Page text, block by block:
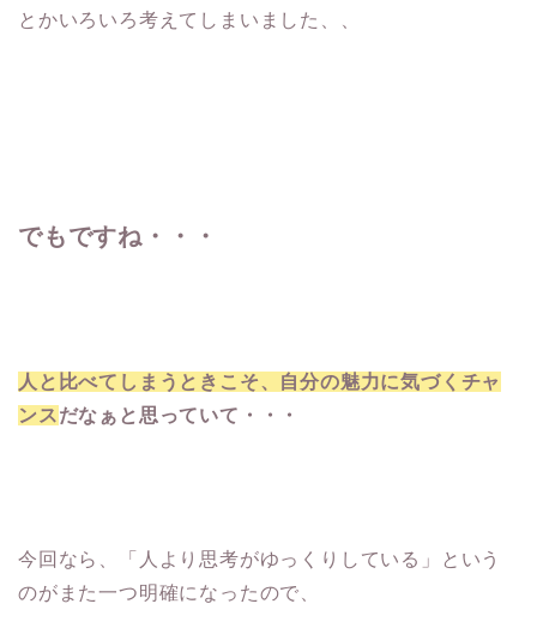
とかいろいろ考えてしまいました、、
でもですね・・・
人と比べてしまうときこそ、自分の魅力に気づくチャ
ンスだなぁと思っていて・・・
今回なら、「人より思考がゆっくりしている」という
のがまた一つ明確になったので、